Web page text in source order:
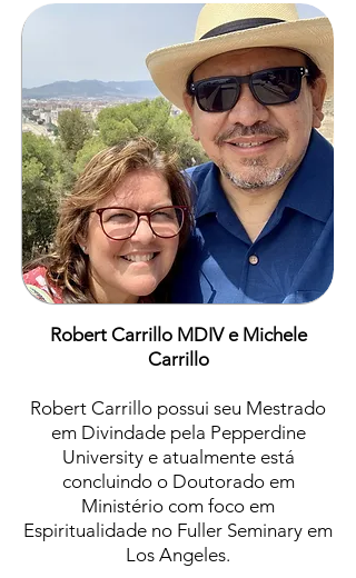
Robert Carrillo MDIV e Michele
Carrillo
Robert Carrillo possui seu Mestrado
em Divindade pela Pepperdine
University e atualmente está
concluindo o Doutorado em
Ministério com foco em
Espiritualidade no Fuller Seminary em
Los Angeles.